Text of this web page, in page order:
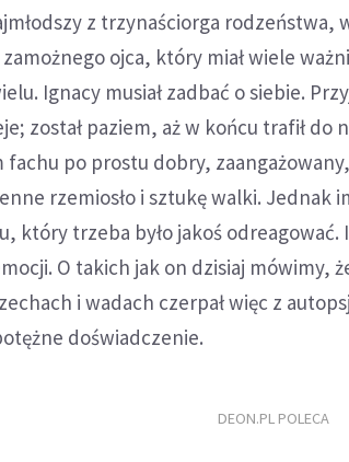
z trzynaściorga rodzeństwa,
ojca, który miał wiele
Ignacy musiał zadbać o siebie.
został paziem, aż w końcu trafił do
fachu po prostu dobry,
rzemiosło i sztukę walki.
który trzeba było jakoś odreagować.
O takich jak on dzisiaj mówimy,
i wadach czerpał więc z
doświadczenie.
DEON.PL POLECA